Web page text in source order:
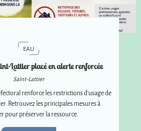
EAU
Lattier placé en alerte renforcée
Saint-Lattier
renforce les restrictions d'usage de
Retrouvez les principales mesures à
pour préserver la ressource.